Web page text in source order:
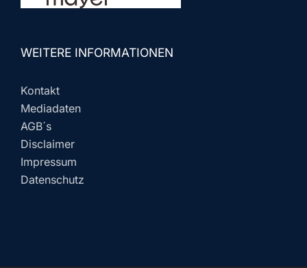
WEITERE INFORMATIONEN
Kontakt
Mediadaten
AGB´s
Disclaimer
Impressum
Datenschutz